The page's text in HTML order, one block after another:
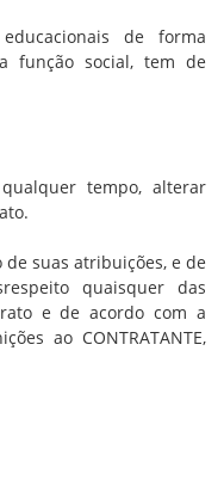
de forma
função social, tem de
tempo, alterar
de suas atribuições, e de
quaisquer das
e de acordo com a
ao CONTRATANTE,